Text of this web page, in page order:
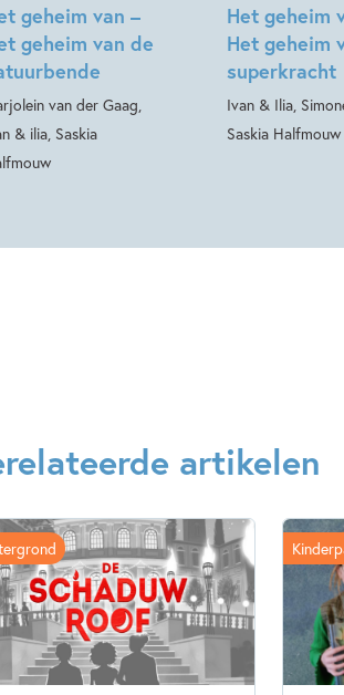
geheim van –
geheim van de
van der Gaag,
& ilia, Saskia
Het geheim
Het geheim
superkracht
Ivan & Ilia,
Saskia Halfmouw
artikelen